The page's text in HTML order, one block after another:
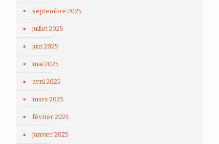
septembre 2025
juillet 2025
juin 2025
mai 2025
avril 2025
mars 2025
février 2025
janvier 2025